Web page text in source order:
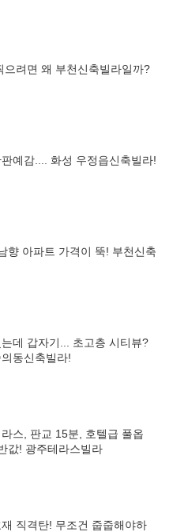
으려면 왜 부천신축빌라일까?
예감.... 화성 우정읍신축빌라!
향 아파트 가격이 뚝! 부천신축
데 갑자기... 초고층 시티뷰?
동신축빌라!
스, 판교 15분, 호텔급 풀옵
값! 광주테라스빌라
직격탄! 무조건 줍줍해야하